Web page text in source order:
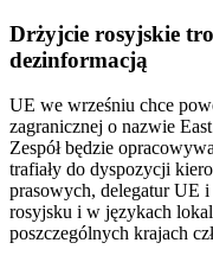
Drżyjcie rosyjskie
dezinformacją
UE we wrześniu chce
zagranicznej o nazwie
Zespół będzie
trafiały do dyspozycji
prasowych, delegatur UE
rosyjsku i w językach
poszczególnych krajach